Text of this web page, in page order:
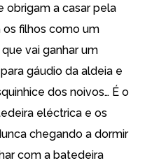
obrigam a casar pela
filhos como um
vai ganhar um
gáudio da aldeia e
dos noivos… É o
eléctrica e os
chegando a dormir
com a batedeira